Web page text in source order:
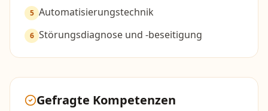
5 Automatisierungstechnik
6 Störungsdiagnose und -beseitigung
Gefragte Kompetenzen